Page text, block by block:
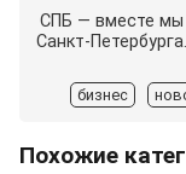
СПБ — вместе мы
Санкт-
бизнес
Похожие